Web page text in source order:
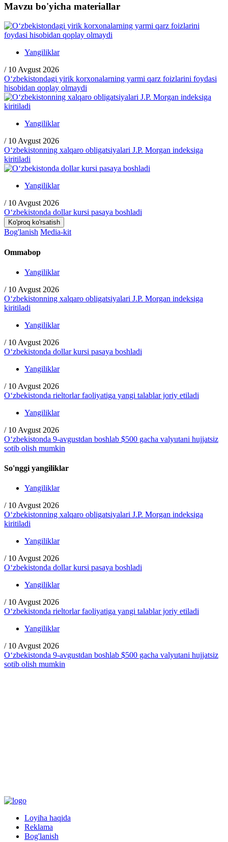
Mavzu bo'yicha materiallar
Yangiliklar
/ 10 Avgust 2026
O‘zbekistondagi yirik korxonalarning yarmi qarz foizlarini foydasi
hisobidan qoplay olmaydi
Yangiliklar
/ 10 Avgust 2026
O‘zbekistonning xalqaro obligatsiyalari J.P. Morgan indeksiga
kiritiladi
Yangiliklar
/ 10 Avgust 2026
O‘zbekistonda dollar kursi pasaya boshladi
Ko'proq ko'rsatish
Bog'lanish Media-kit
Ommabop
Yangiliklar
/ 10 Avgust 2026
O‘zbekistonning xalqaro obligatsiyalari J.P. Morgan indeksiga
kiritiladi
Yangiliklar
/ 10 Avgust 2026
O‘zbekistonda dollar kursi pasaya boshladi
Yangiliklar
/ 10 Avgust 2026
O‘zbekistonda rieltorlar faoliyatiga yangi talablar joriy etiladi
Yangiliklar
/ 10 Avgust 2026
O‘zbekistonda 9-avgustdan boshlab $500 gacha valyutani hujjatsiz
sotib olish mumkin
So'nggi yangiliklar
Yangiliklar
/ 10 Avgust 2026
O‘zbekistonning xalqaro obligatsiyalari J.P. Morgan indeksiga
kiritiladi
Yangiliklar
/ 10 Avgust 2026
O‘zbekistonda dollar kursi pasaya boshladi
Yangiliklar
/ 10 Avgust 2026
O‘zbekistonda rieltorlar faoliyatiga yangi talablar joriy etiladi
Yangiliklar
/ 10 Avgust 2026
O‘zbekistonda 9-avgustdan boshlab $500 gacha valyutani hujjatsiz
sotib olish mumkin
Loyiha haqida
Reklama
Bog'lanish